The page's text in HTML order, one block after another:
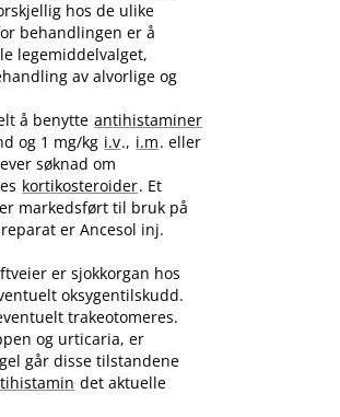
hos de ulike
behandlingen er å
legemiddelvalget,
av alvorlige og
å benytte antihistaminer
og 1 mg/kg i.v., i.m. eller
søknad om
kortikosteroider. Et
markedsført til bruk på
er Ancesol inj.
er sjokkorgan hos
oksygentilskudd.
trakeotomeres.
og urticaria, er
går disse tilstandene
det aktuelle